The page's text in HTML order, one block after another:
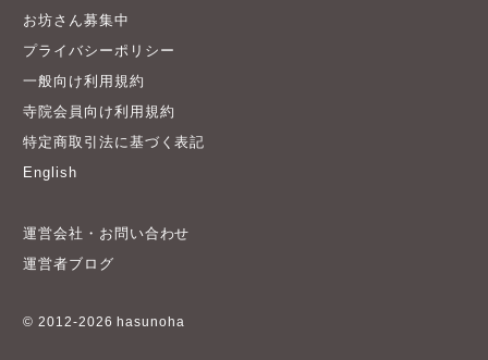
お坊さん募集中
プライバシーポリシー
一般向け利用規約
寺院会員向け利用規約
特定商取引法に基づく表記
English
運営会社・お問い合わせ
運営者ブログ
© 2012-2026 hasunoha